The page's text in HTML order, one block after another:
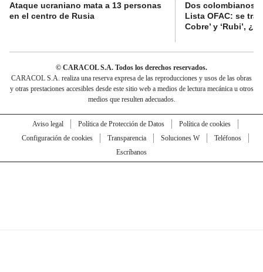
Ataque ucraniano mata a 13 personas
en el centro de Rusia
Dos colombianos
Lista OFAC: se
Cobre’ y ‘Rubi’,
© CARACOL S.A. Todos los derechos reservados.
CARACOL S.A. realiza una reserva expresa de las reproducciones y usos de las obras
y otras prestaciones accesibles desde este sitio web a medios de lectura mecánica u otros
medios que resulten adecuados.
Aviso legal Política de Protección de Datos
Política de cookies
Configuración de cookies
Transparencia Soluciones W
Teléfonos
Escríbanos